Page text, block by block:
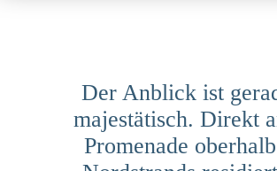
Der Anblick ist
majestätisch. Direkt
Promenade